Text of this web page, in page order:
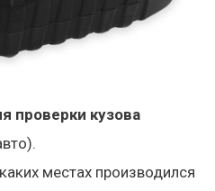
проверки кузова
местах производился